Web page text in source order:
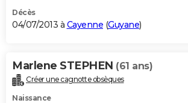
Décès
04/07/2013 à Cayenne (Guyane)
Marlene STEPHEN (61 ans)
Créer une cagnotte obsèques
Naissance